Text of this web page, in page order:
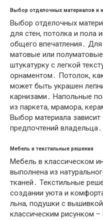
Выбор отделочных материалов и
Выбор отделочных
для стен, потолка и пола
общего впечатления․
матовые или
штукатурку с легкой
орнаментом․ Потолок,
может быть украшен
карнизами․ Напольные
из паркета, мрамора,
Выбор материала
предпочтений владельца․
Мебель и текстильные решения
Мебель в классическом
выполнена из
тканей․ Текстильные
создании уюта и
льна, подушки с
классическим рисунком